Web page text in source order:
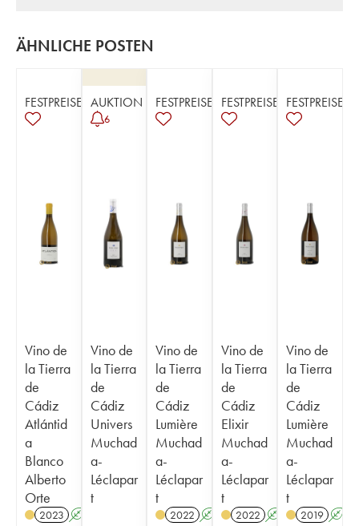
ÄHNLICHE POSTEN
FESTPREISE
Vino de
la Tierra
de
Cádiz
Atlántid
a
Blanco
Alberto
Orte
2023 A
AUKTION
6
Vino de
la Tierra
de
Cádiz
Univers
Muchad
a-
Léclapar
t
FESTPREISE
Vino de
la Tierra
de
Cádiz
Lumière
Muchad
a-
Léclapar
t
2022 A
FESTPREISE
Vino de
la Tierra
de
Cádiz
Elixir
Muchad
a-
Léclapar
t
2022 A
FESTPREISE
Vino de
la Tierra
de
Cádiz
Lumière
Muchad
a-
Léclapar
t
2019 A